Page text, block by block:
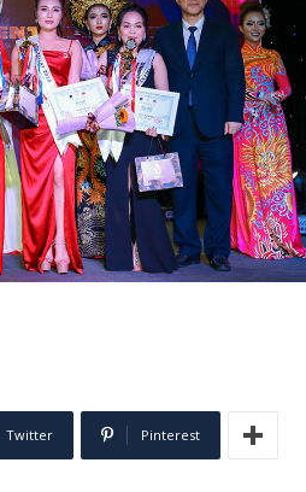
Twitter Pinterest